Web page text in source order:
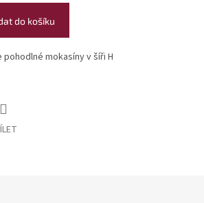
do košíku
mokasíny v šíři H